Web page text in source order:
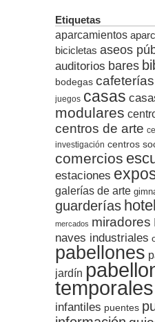
Etiquetas
aparcamientos
bicicletas aseos
auditorios bares
bodegas cafeterías
juegos casas
modulares
centros de arte
investigación centros
comercios
estaciones
galerías de arte
guarderías
mercados miradores
naves industriales
pabellones
jardín
temporales
infantiles puentes